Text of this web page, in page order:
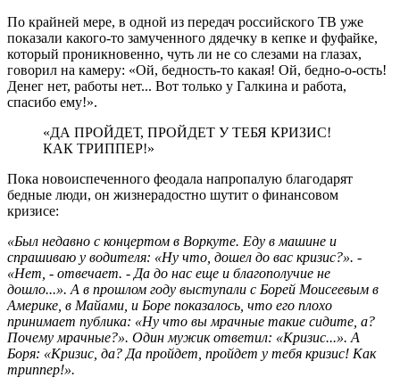
По крайней мере, в одной из передач российского ТВ уже
показали какого-то замученного дядечку в кепке и фуфайке,
который проникновенно, чуть ли не со слезами на глазах,
говорил на камеру: «Ой, бедность-то какая! Ой, бедно-о-ость!
Денег нет, работы нет... Вот только у Галкина и работа,
спасибо ему!».
«ДА ПРОЙДЕТ, ПРОЙДЕТ У ТЕБЯ КРИЗИС!
КАК ТРИППЕР!»
Пока новоиспеченного феодала напропалую благодарят
бедные люди, он жизнерадостно шутит о финансовом
кризисе:
«Был недавно с концертом в Воркуте. Еду в машине и
спрашиваю у водителя: «Ну что, дошел до вас кризис?». -
«Нет, - отвечает. - Да до нас еще и благополучие не
дошло...». А в прошлом году выступали с Борей Моисеевым в
Америке, в Майами, и Боре показалось, что его плохо
принимает публика: «Ну что вы мрачные такие сидите, а?
Почему мрачные?». Один мужик ответил: «Кризис...». А
Боря: «Кризис, да? Да пройдет, пройдет у тебя кризис! Как
триппер!».